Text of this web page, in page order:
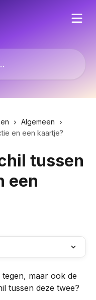
Algemeen
en een kaartje?
tussen
een
maar ook de
tussen deze twee?